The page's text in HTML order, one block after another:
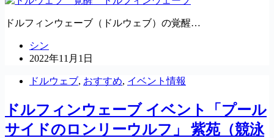
ドルフィンウェーブ（ドルウェブ）の覚醒…
シン
2022年11月1日
ドルウェブ, おすすめ, イベント情報
ドルフィンウェーブ イベント「プール
サイドのロンリーウルフ」 紫苑（競泳